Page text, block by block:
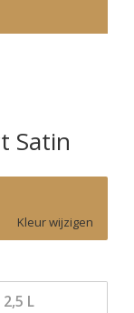
Satin
Kleur wijzigen
2,5 L